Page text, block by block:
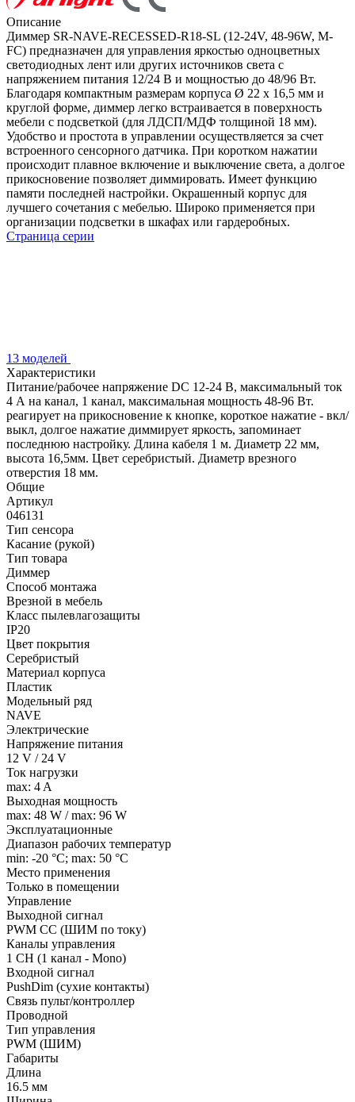
Описание
Диммер SR-NAVE-RECESSED-R18-SL (12-24V, 48-96W, M-
FC) предназначен для управления яркостью одноцветных
светодиодных лент или других источников света с
напряжением питания 12/24 В и мощностью до 48/96 Вт.
Благодаря компактным размерам корпуса Ø 22 х 16,5 мм и
круглой форме, диммер легко встраивается в поверхность
мебели с подсветкой (для ЛДСП/МДФ толщиной 18 мм).
Удобство и простота в управлении осуществляется за счет
встроенного сенсорного датчика. При коротком нажатии
происходит плавное включение и выключение света, а долгое
прикосновение позволяет диммировать. Имеет функцию
памяти последней настройки. Окрашенный корпус для
лучшего сочетания с мебелью. Широко применяется при
организации подсветки в шкафах или гардеробных.
Страница серии
13 моделей
Характеристики
Питание/рабочее напряжение DC 12-24 В, максимальный ток
4 А на канал, 1 канал, максимальная мощность 48-96 Вт.
реагирует на прикосновение к кнопке, короткое нажатие - вкл/
выкл, долгое нажатие диммирует яркость, запоминает
последнюю настройку. Длина кабеля 1 м. Диаметр 22 мм,
высота 16,5мм. Цвет серебристый. Диаметр врезного
отверстия 18 мм.
Общие
Артикул
046131
Тип сенсора
Касание (рукой)
Тип товара
Диммер
Способ монтажа
Врезной в мебель
Класс пылевлагозащиты
IP20
Цвет покрытия
Серебристый
Материал корпуса
Пластик
Модельный ряд
NAVE
Электрические
Напряжение питания
12 V / 24 V
Ток нагрузки
max: 4 A
Выходная мощность
max: 48 W / max: 96 W
Эксплуатационные
Диапазон рабочих температур
min: -20 °C; max: 50 °C
Место применения
Только в помещении
Управление
Выходной сигнал
PWM СС (ШИМ по току)
Каналы управления
1 CH (1 канал - Mono)
Входной сигнал
PushDim (сухие контакты)
Связь пульт/контроллер
Проводной
Тип управления
PWM (ШИМ)
Габариты
Длина
16.5 мм